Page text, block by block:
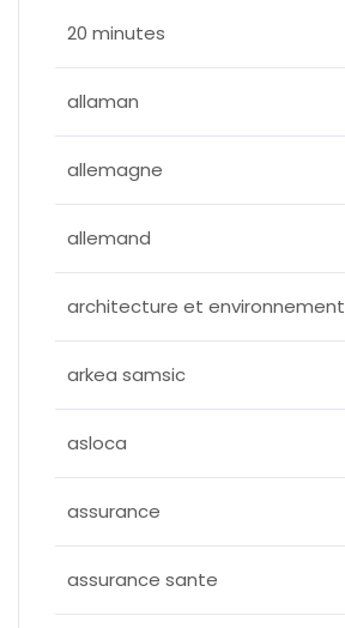
20 minutes
allaman
allemagne
allemand
architecture et environnement
arkea samsic
asloca
assurance
assurance sante